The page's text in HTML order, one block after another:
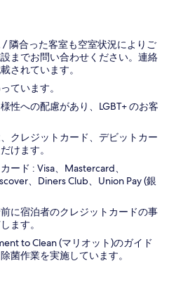
/ 隣合った客室も空室状況によりご
までお問い合わせください。連絡
されています。
ています。
性への配慮があり、LGBT+ のお客
クレジットカード、デビットカー
けます。
ード : Visa、Mastercard、
、Diners Club、Union Pay (銀
に宿泊者のクレジットカードの事
ます。
to Clean (マリオット)のガイド
菌作業を実施しています。